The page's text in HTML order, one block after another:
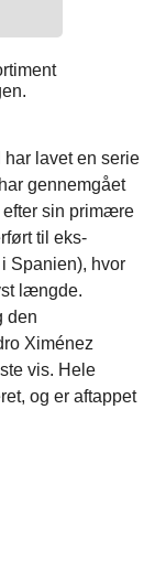
lavet en serie
gennemgået
efter sin primære
til eks-
Spanien), hvor
længde.
den
Ximénez
vis. Hele
og er aftappet